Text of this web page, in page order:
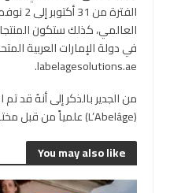
الفترة
العالمي، كذلك ستكون
في دولة الإمارات العربية
labelagesolutions.ae.
من الجدير بالذكر إلى أنهُ قد تم
(L’Abelâge) علمياً من قبل مختبر مستقل ومعتمد دولياً.
You may also like